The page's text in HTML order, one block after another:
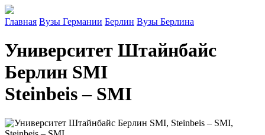
Главная Вузы Германии Берлин Вузы Берлина
Университет Штайнбайс
Берлин SMI
Steinbeis – SMI